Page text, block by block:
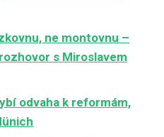
ne montovnu –
s Miroslavem
odvaha k reformám,